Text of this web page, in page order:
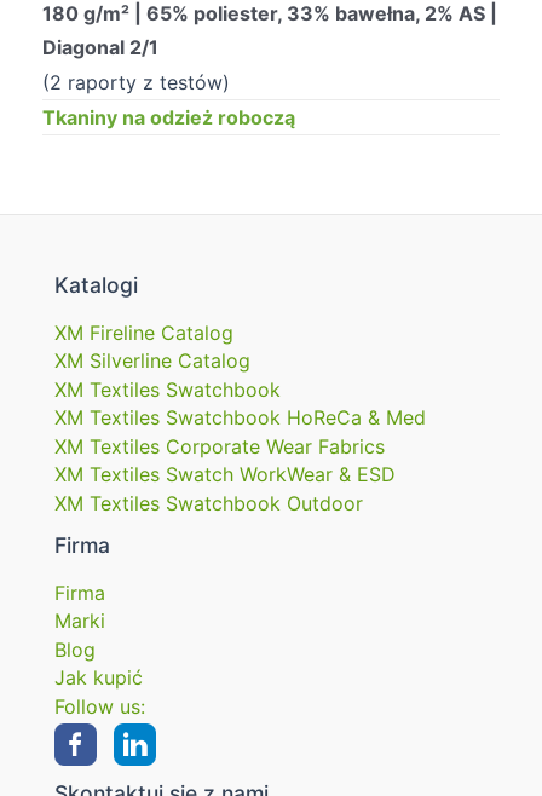
180 g/m² | 65% poliester, 33% bawełna, 2% AS |
Diagonal 2/1
(2 raporty z testów)
Tkaniny na odzież roboczą
Katalogi
XM Fireline Catalog
XM Silverline Catalog
XM Textiles Swatchbook
XM Textiles Swatchbook HoReCa & Med
XM Textiles Corporate Wear Fabrics
XM Textiles Swatch WorkWear & ESD
XM Textiles Swatchbook Outdoor
Firma
Firma
Marki
Blog
Jak kupić
Follow us: